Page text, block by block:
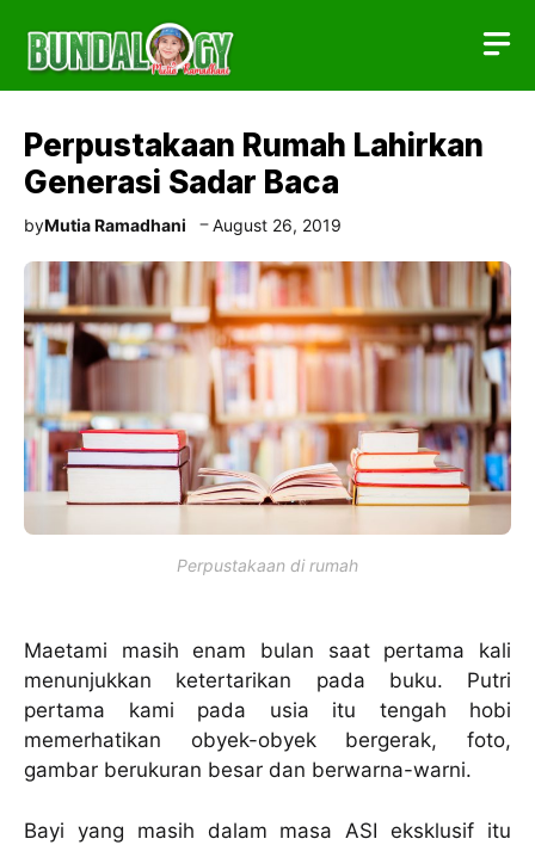
content
Perpustakaan Rumah Lahirkan
Generasi Sadar Baca
byMutia Ramadhani August 26, 2019
Perpustakaan di rumah
Maetami masih enam bulan saat pertama kali
menunjukkan ketertarikan pada buku. Putri
pertama kami pada usia itu tengah hobi
memerhatikan obyek-obyek bergerak, foto,
gambar berukuran besar dan berwarna-warni.
Bayi yang masih dalam masa ASI eksklusif itu